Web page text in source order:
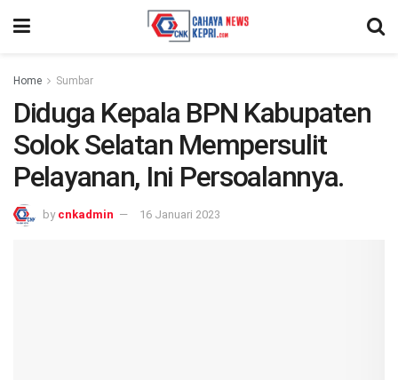
Home Sumbar
Diduga Kepala BPN Kabupaten
Solok Selatan Mempersulit
Pelayanan, Ini Persoalannya.
by cnkadmin 16 Januari 2023